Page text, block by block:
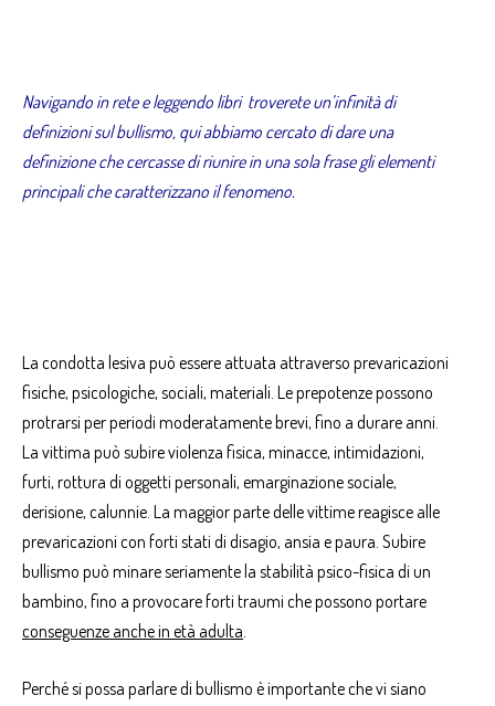
Navigando in rete e leggendo libri troverete un’infinità di
definizioni sul bullismo, qui abbiamo cercato di dare una
definizione che cercasse di riunire in una sola frase gli elementi
principali che caratterizzano il fenomeno.
La condotta lesiva può essere attuata attraverso prevaricazioni
fisiche, psicologiche, sociali, materiali. Le prepotenze possono
protrarsi per periodi moderatamente brevi, fino a durare anni.
La vittima può subire violenza fisica, minacce, intimidazioni,
furti, rottura di oggetti personali, emarginazione sociale,
derisione, calunnie. La maggior parte delle vittime reagisce alle
prevaricazioni con forti stati di disagio, ansia e paura. Subire
bullismo può minare seriamente la stabilità psico-fisica di un
bambino, fino a provocare forti traumi che possono portare
conseguenze anche in età adulta
Perché si possa parlare di bullismo è importante che vi siano